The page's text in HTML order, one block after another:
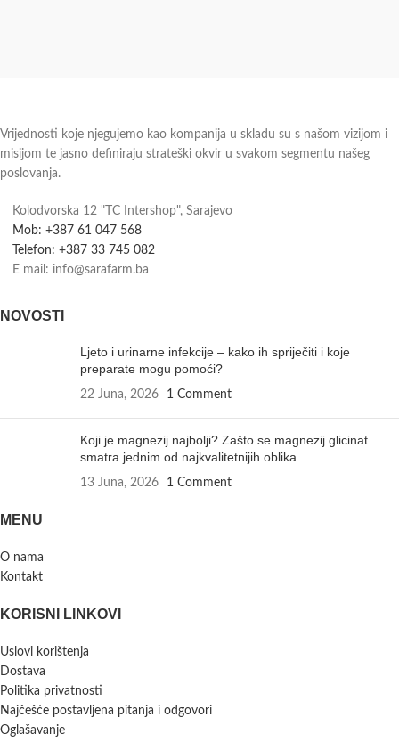
Vrijednosti koje njegujemo kao kompanija u skladu su s našom vizijom i
misijom te jasno definiraju strateški okvir u svakom segmentu našeg
poslovanja.
Kolodvorska 12 "TC Intershop", Sarajevo
Mob: +387 61 047 568
Telefon: +387 33 745 082
E mail: info@sarafarm.ba
NOVOSTI
Ljeto i urinarne infekcije – kako ih spriječiti i koje
preparate mogu pomoći?
22 Juna, 2026 1 Comment
Koji je magnezij najbolji? Zašto se magnezij glicinat
smatra jednim od najkvalitetnijih oblika.
13 Juna, 2026 1 Comment
MENU
O nama
Kontakt
KORISNI LINKOVI
Uslovi korištenja
Dostava
Politika privatnosti
Najčešće postavljena pitanja i odgovori
Oglašavanje